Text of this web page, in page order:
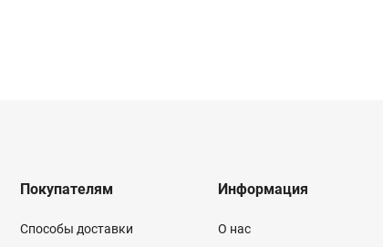
Покупателям
Способы доставки
Информация
О нас